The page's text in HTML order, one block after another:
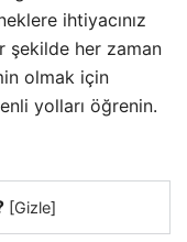
ihtiyacınız
şekilde her zaman
olmak için
yolları öğrenin.
[Gizle]